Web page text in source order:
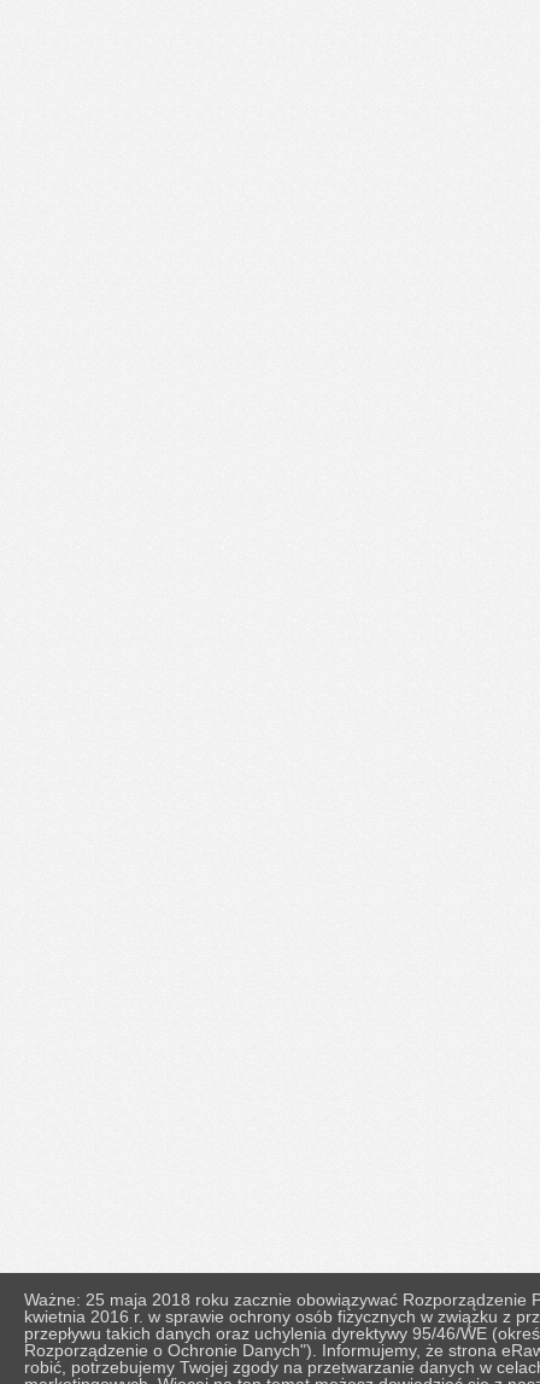
Ważne: 25 maja 2018 roku zacznie obowiązywać
kwietnia 2016 r. w sprawie ochrony osób fizycznych w związku z
przepływu takich danych oraz uchylenia dyrektywy 95/46/WE
Rozporządzenie o Ochronie Danych"). Informujemy, że strona
robić, potrzebujemy Twojej zgody na przetwarzanie danych w